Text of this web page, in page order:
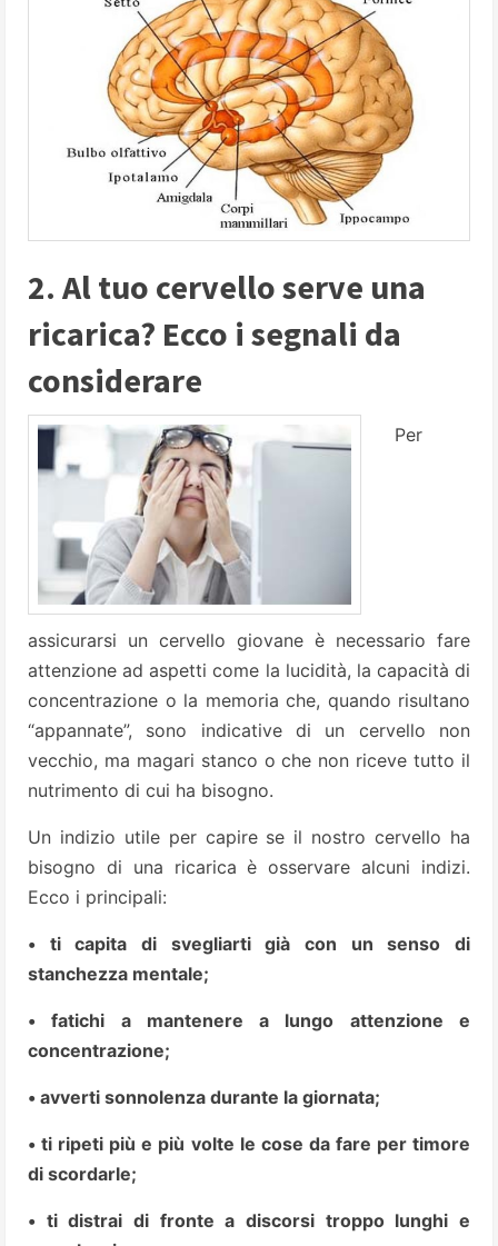
2. Al tuo cervello serve una
ricarica? Ecco i segnali da
considerare
Per
assicurarsi un cervello giovane è necessario fare
attenzione ad aspetti come la lucidità, la capacità di
concentrazione o la memoria che, quando risultano
“appannate”, sono indicative di un cervello non
vecchio, ma magari stanco o che non riceve tutto il
nutrimento di cui ha bisogno.
Un indizio utile per capire se il nostro cervello ha
bisogno di una ricarica è osservare alcuni indizi.
Ecco i principali:
• ti capita di svegliarti già con un senso di
stanchezza mentale;
• fatichi a mantenere a lungo attenzione e
concentrazione;
• avverti sonnolenza durante la giornata;
• ti ripeti più e più volte le cose da fare per timore
di scordarle;
• ti distrai di fronte a discorsi troppo lunghi e